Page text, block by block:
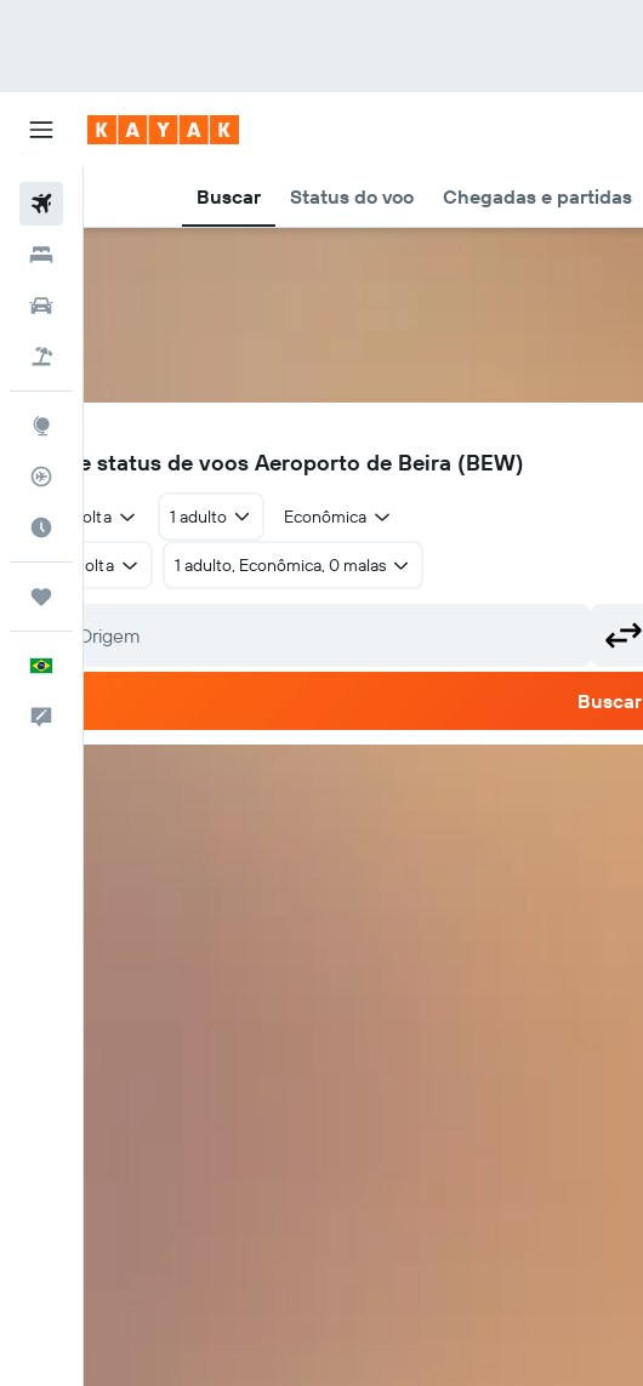
Buscar Status do voo Chegadas e partidas
Rastreador de voos
Quando ir
BEW
Voos e status de voos Aeroporto de Beira (BEW)
Ida e volta 1 adulto Econômica
Ida e volta 1 adulto, Econômica, 0 malas
Buscar